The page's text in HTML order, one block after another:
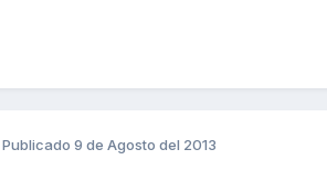
Publicado 9 de Agosto del 2013